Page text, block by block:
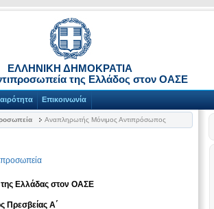
ΕΛΛΗΝΙΚΗ ΔΗΜΟΚΡΑΤΙΑ
της Ελλάδος στον ΟΑΣΕ
Επικοινωνία
Αναπληρωτής Μόνιμος Αντιπρόσωπος
Ελλάδας στον ΟΑΣΕ
Πρεσβείας Α΄